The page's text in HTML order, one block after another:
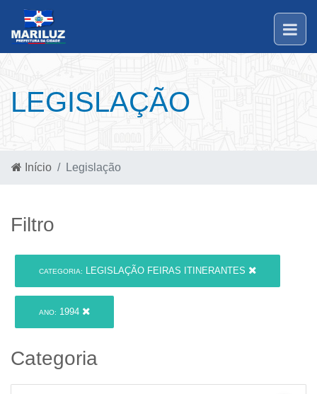
LEGISLAÇÃO
Início Legislação
Filtro
CATEGORIA: LEGISLAÇÃO FEIRAS ITINERANTES
ANO: 1994
Categoria